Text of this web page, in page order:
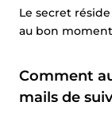
Le secret
au bon
Comment
mails de